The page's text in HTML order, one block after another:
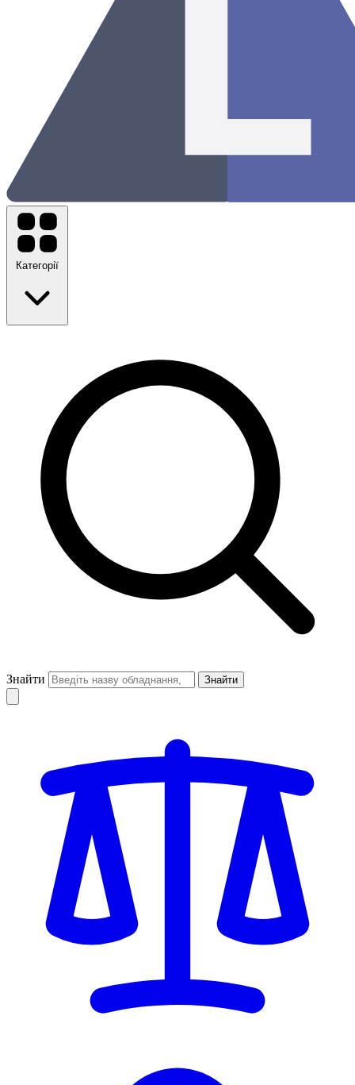
Категорії
Знайти Знайти